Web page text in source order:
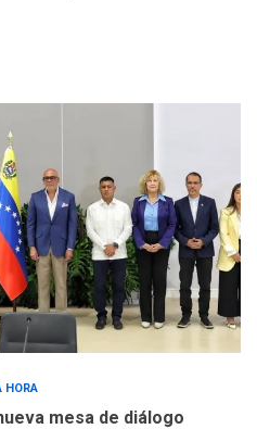
HORA
mesa de diálogo